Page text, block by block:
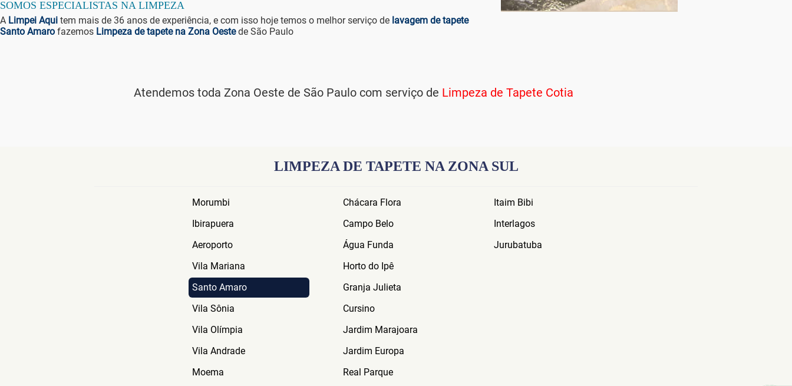
chame a Limpei Aqui Agora Mesmo !
SOMOS ESPECIALISTAS NA LIMPEZA
Morumbi
Ibirapuera
Aeroporto
Vila Mariana
Santo Amaro
Vila Sônia
Vila Olímpia
Vila Andrade
Chácara Flora
Campo Belo
Água Funda
Horto do Ipê
Granja Julieta
Cursino
Jardim Marajoara
Jardim Europa
Itaim Bibi
Interlagos